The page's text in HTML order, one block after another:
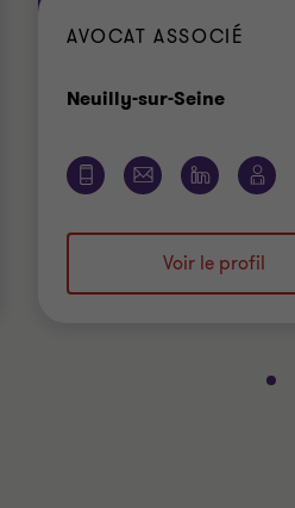
AVOCAT ASSOCIÉ
Neuilly-sur-SeineBureau
Voir le profil
Aller